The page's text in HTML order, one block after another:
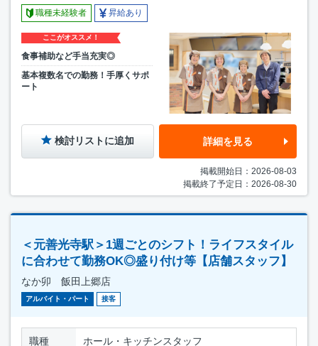
職種未経験者 昇給あり
ここがオススメ！
食事補助など手当充実◎
基本複数名での勤務！手厚くサポ
ート
検討リストに追加 詳細を見る
掲載開始日：2026-08-03
掲載終了予定日：2026-08-30
＜元善光寺駅＞1週ごとのシフト！ライフスタイル
に合わせて勤務OK◎盛り付け等【店舗スタッフ】
なか卯 飯田上郷店
アルバイト・パート 接客
職種 ホール・キッチンスタッフ